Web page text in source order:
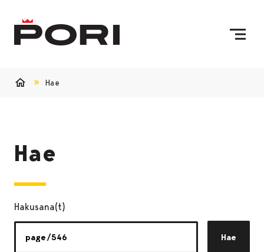
Hae
Hae
Hakusana(t)
Hae